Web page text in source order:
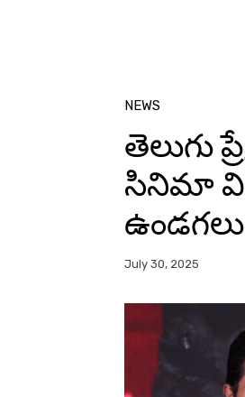
NEWS
తెలుగు
సినిమా
July 30, 2025